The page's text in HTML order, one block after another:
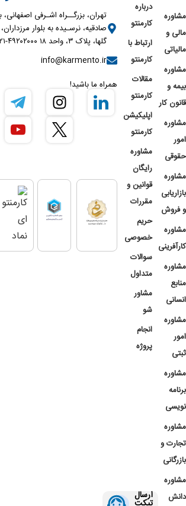
مشاوره
مالی و
مالیاتی
مشاوره
بیمه و
قانون کار
مشاوره
امور
حقوقی
مشاوره
بازاریابی
و فروش
مشاوره
کارآفرینی
مشاوره
منابع
انسانی
مشاوره
امور
ثبتی
مشاوره
برنامه
نویسی
مشاوره
تجارت و
بازرگانی
مشاوره
دانش
درباره
کارمنتو
ارتباط با
کارمنتو
مقالات
کارمنتو
اپلیکیشن
کارمنتو
مشاوره
رایگان
قوانین و
مقررات
حریم
خصوصی
سوالات
متداول
مشاور
شو
انجام
پروژه
ارسال
تهران، بزرگــراه اشـرفی اصفهانی،
صادقیه، نرسـیده به بلوار
گلها، پلاک ۳، واحد ۱۸ ۴۹۲۰۲۰۰۰-۰۲۱
info@karmento.ir
همراه ما باشید!